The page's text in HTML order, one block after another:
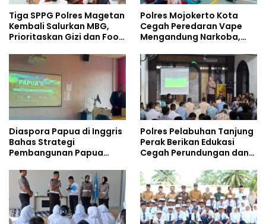
Tiga SPPG Polres Magetan
Kembali Salurkan MBG,
Prioritaskan Gizi dan Food
Polres Mojokerto Kota
Cegah Peredaran Vape
Mengandung Narkoba,
Kalangan Remaja
Diaspora Papua di Inggris
Bahas Strategi
Pembangunan Papua
Doktoral Internasional
Polres Pelabuhan Tanjung
Perak Berikan Edukasi
Cegah Perundungan dan
kepada Pelajar MPLS